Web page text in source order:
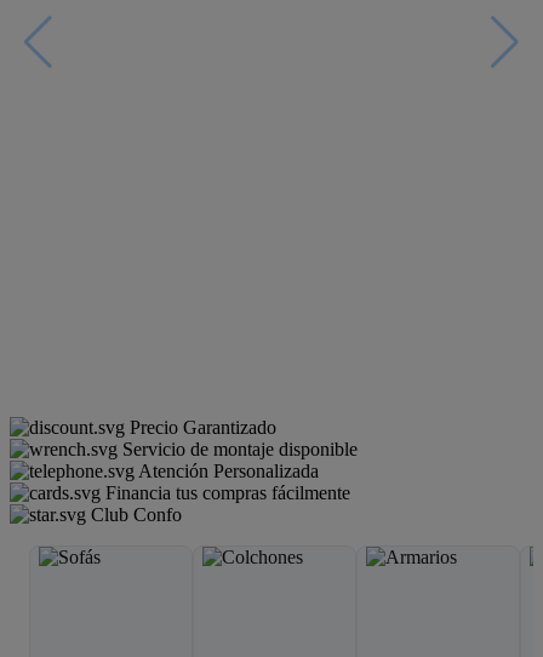
Precio Garantizado
Servicio de montaje disponible
Atención Personalizada
Financia tus compras fácilmente
Club Confo